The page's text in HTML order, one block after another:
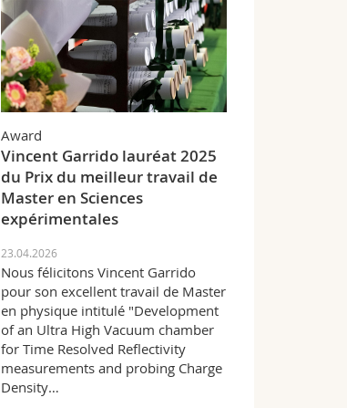
Award
Vincent Garrido lauréat 2025
du Prix du meilleur travail de
Master en Sciences
expérimentales
23.04.2026
Nous félicitons Vincent Garrido
pour son excellent travail de Master
en physique intitulé "Development
of an Ultra High Vacuum chamber
for Time Resolved Reflectivity
measurements and probing Charge
Density…